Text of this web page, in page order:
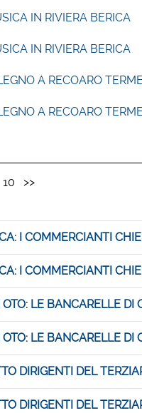
IN RIVIERA BERICA
IN RIVIERA BERICA
A RECOARO TERME
A RECOARO TERME
10 >>
I COMMERCIANTI
I COMMERCIANTI
OTO: LE BANCARELLE
OTO: LE BANCARELLE
DIRIGENTI DEL
DIRIGENTI DEL